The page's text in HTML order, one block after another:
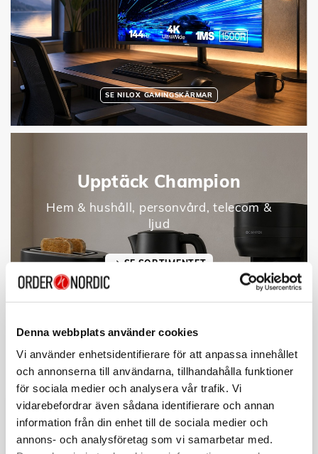
Denna webbplats använder cookies
Vi använder enhetsidentifierare för att anpassa innehållet
och annonserna till användarna, tillhandahålla funktioner
för sociala medier och analysera vår trafik. Vi
vidarebefordrar även sådana identifierare och annan
information från din enhet till de sociala medier och
annons- och analysföretag som vi samarbetar med.
SE NILOX GAMINGSKÄRMAR
Upptäck Champion
Hem & hushåll, personvård, telecom &
ljud
SE SORTIMENTET